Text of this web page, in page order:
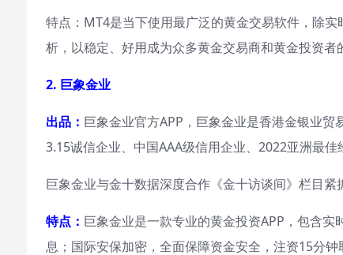
特点：MT4是当下使用最广泛的黄金交易软件，除
析，以稳定、好用成为众多黄金交易商和黄金投资者
2. 巨象金业
出品： 巨象金业官方APP，巨象金业是香港金银业
3.15诚信企业、中国AAA级信用企业、2022亚洲最佳
巨象金业与金十数据深度合作《金十访谈间》栏目
特点： 巨象金业是一款专业的黄金投资APP，包含
息；国际安保加密，全面保障资金安全，注资15分